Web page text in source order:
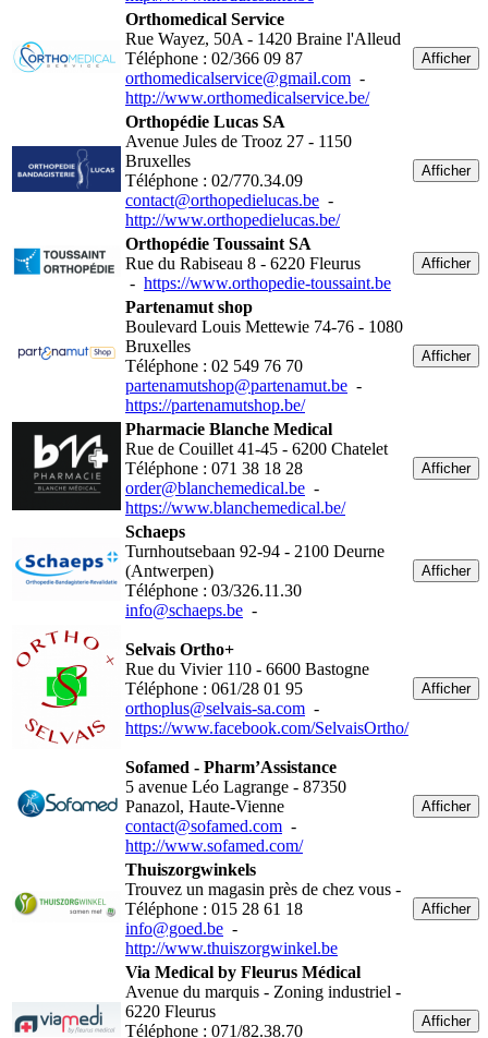
Orthomedical Service
Rue Wayez, 50A - 1420 Braine l'Alleud
Téléphone : 02/366 09 87
orthomedicalservice@gmail.com -
http://www.orthomedicalservice.be/
Afficher
Orthopédie Lucas SA
Avenue Jules de Trooz 27 - 1150
Bruxelles
Téléphone : 02/770.34.09
contact@orthopedielucas.be -
http://www.orthopedielucas.be/
Afficher
Orthopédie Toussaint SA
Rue du Rabiseau 8 - 6220 Fleurus
- https://www.orthopedie-toussaint.be
Afficher
Partenamut shop
Boulevard Louis Mettewie 74-76 - 1080
Bruxelles
Téléphone : 02 549 76 70
partenamutshop@partenamut.be -
https://partenamutshop.be/
Afficher
Pharmacie Blanche Medical
Rue de Couillet 41-45 - 6200 Chatelet
Téléphone : 071 38 18 28
order@blanchemedical.be -
https://www.blanchemedical.be/
Afficher
Schaeps
Turnhoutsebaan 92-94 - 2100 Deurne
(Antwerpen)
Téléphone : 03/326.11.30
info@schaeps.be -
Afficher
Selvais Ortho+
Rue du Vivier 110 - 6600 Bastogne
Téléphone : 061/28 01 95
orthoplus@selvais-sa.com -
https://www.facebook.com/SelvaisOrtho/
Afficher
Sofamed - Pharm’Assistance
5 avenue Léo Lagrange - 87350
Panazol, Haute-Vienne
contact@sofamed.com -
http://www.sofamed.com/
Afficher
Thuiszorgwinkels
Trouvez un magasin près de chez vous -
Téléphone : 015 28 61 18
info@goed.be -
http://www.thuiszorgwinkel.be
Afficher
Via Medical by Fleurus Médical
Avenue du marquis - Zoning industriel -
6220 Fleurus
Téléphone : 071/82.38.70
Afficher